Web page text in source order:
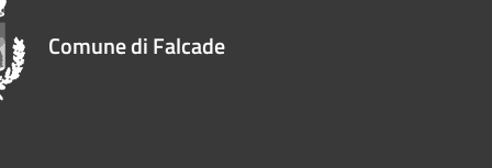
Comune di Falcade